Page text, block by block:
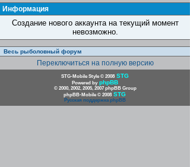
Информация
Создание нового аккаунта на текущий момент
невозможно.
Весь рыболовный форум
Переключиться на полную версию
STG-Mobile Style © 2008 STG
Powered by phpBB
© 2000, 2002, 2005, 2007 phpBB Group
phpBB-Mobile © 2008 STG
Русская поддержка phpBB